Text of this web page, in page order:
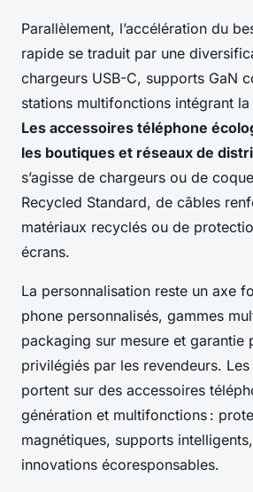
Parallèlement, l’accélération du
rapide se traduit par une
chargeurs USB-C, supports GaN
stations multifonctions intégrant
Les accessoires téléphone
les boutiques et réseaux de
s’agisse de chargeurs ou de
Recycled Standard, de câbles
matériaux recyclés ou de
écrans.
La personnalisation reste un axe
phone personnalisés, gammes
packaging sur mesure et garantie
privilégiés par les revendeurs.
portent sur des accessoires
génération et multifonctions :
magnétiques, supports
innovations écoresponsables.